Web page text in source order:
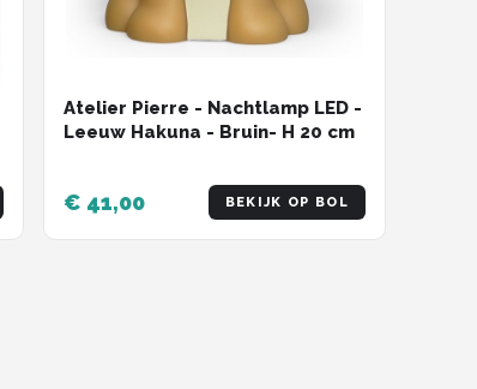
Atelier Pierre - Nachtlamp LED -
Leeuw Hakuna - Bruin- H 20 cm
€ 41,00 BEKIJK OP BOL